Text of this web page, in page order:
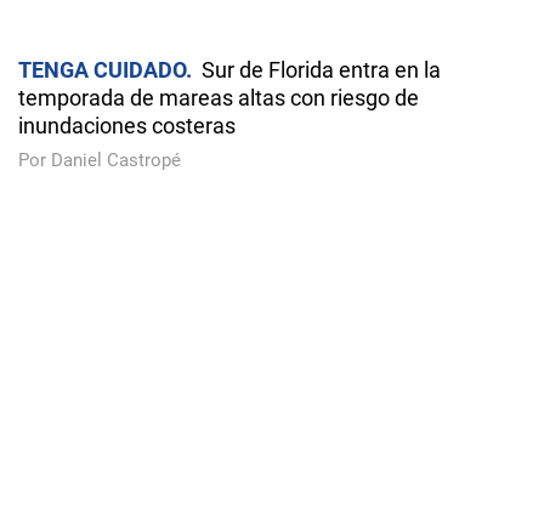
TENGA CUIDADO
Sur de Florida entra en la
temporada de mareas altas con riesgo de
inundaciones costeras
Por Daniel Castropé